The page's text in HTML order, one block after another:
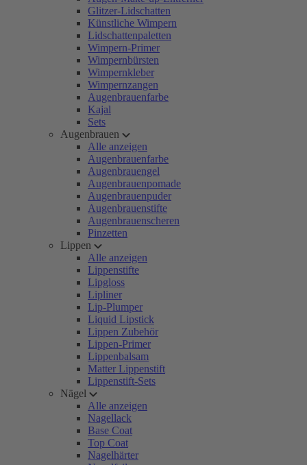
Glitzer-Lidschatten
Künstliche Wimpern
Lidschattenpaletten
Wimpern-Primer
Wimpernbürsten
Wimpernkleber
Wimpernzangen
Augenbrauenfarbe
Kajal
Sets
Augenbrauen
Alle anzeigen
Augenbrauenfarbe
Augenbrauengel
Augenbrauenpomade
Augenbrauenpuder
Augenbrauenstifte
Augenbrauenscheren
Pinzetten
Lippen
Alle anzeigen
Lippenstifte
Lipgloss
Lipliner
Lip-Plumper
Liquid Lipstick
Lippen Zubehör
Lippen-Primer
Lippenbalsam
Matter Lippenstift
Lippenstift-Sets
Nägel
Alle anzeigen
Nagellack
Base Coat
Top Coat
Nagelhärter